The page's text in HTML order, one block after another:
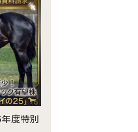
年度特別